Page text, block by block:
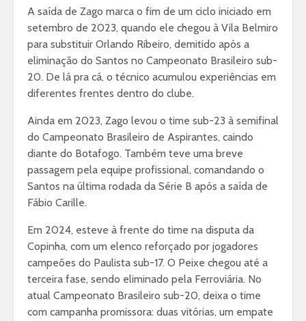
A saída de Zago marca o fim de um ciclo iniciado em
setembro de 2023, quando ele chegou à Vila Belmiro
para substituir Orlando Ribeiro, demitido após a
eliminação do Santos no Campeonato Brasileiro sub-
20. De lá pra cá, o técnico acumulou experiências em
diferentes frentes dentro do clube.
Ainda em 2023, Zago levou o time sub-23 à semifinal
do Campeonato Brasileiro de Aspirantes, caindo
diante do Botafogo. Também teve uma breve
passagem pela equipe profissional, comandando o
Santos na última rodada da Série B após a saída de
Fábio Carille.
Em 2024, esteve à frente do time na disputa da
Copinha, com um elenco reforçado por jogadores
campeões do Paulista sub-17. O Peixe chegou até a
terceira fase, sendo eliminado pela Ferroviária. No
atual Campeonato Brasileiro sub-20, deixa o time
com campanha promissora: duas vitórias, um empate